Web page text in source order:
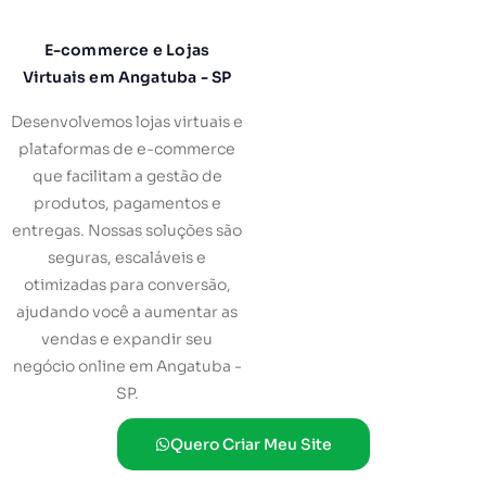
E-commerce e Lojas
Virtuais em Angatuba - SP
Desenvolvemos lojas virtuais e
plataformas de e-commerce
que facilitam a gestão de
produtos, pagamentos e
entregas. Nossas soluções são
seguras, escaláveis e
otimizadas para conversão,
ajudando você a aumentar as
vendas e expandir seu
negócio online em Angatuba -
SP.
Quero Criar Meu Site